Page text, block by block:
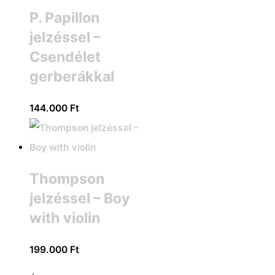
P. Papillon
jelzéssel –
Csendélet
gerberákkal
144.000 Ft
Thompson
jelzéssel – Boy
with violin
199.000 Ft